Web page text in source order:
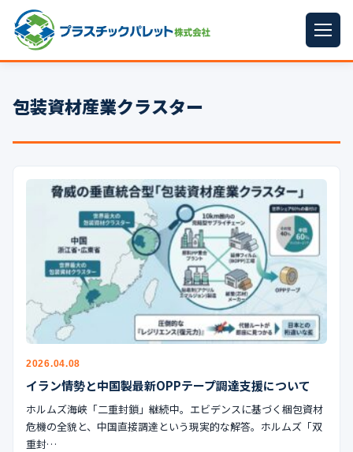
パレットサイズ
プラパレット ▼
コンテナ ▼
中古パレット
再生原料
イラン情勢まとめ
公式ブログ
会社案内
包装資材産業クラスター
2026.04.08
イラン情勢と中国製最新OPPテープ調達支援について
ホルムズ海峡「二重封鎖」継続中。エビデンスに基づく梱包資材
危機の全貌と、中国直接調達という現実的な解答。ホルムズ「双
重封…